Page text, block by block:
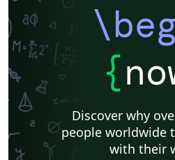
{
Discover why
people worldwide
with their